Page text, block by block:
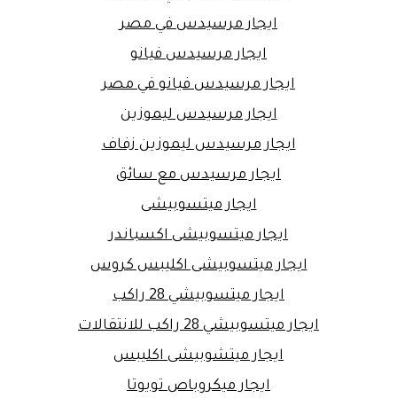
ايجار مرسيدس في مصر
ايجار مرسيدس فيانو
ايجار مرسيدس فيانو في مصر
ايجار مرسيدس ليموزين
ايجار مرسيدس ليموزين زفاف
ايجار مرسيدس مع سائق
ايجار ميتسوبيشى
ايجار ميتسوبيشى اكسباندر
ايجار ميتسوبيشى اكليبس كروس
ايجار ميتسوبيشي 28 راكب
ايجار ميتسوبيشي 28 راكب للانتقالات
ايجار ميتشوبيشى اكليبس
ايجار ميكروباص تويوتا